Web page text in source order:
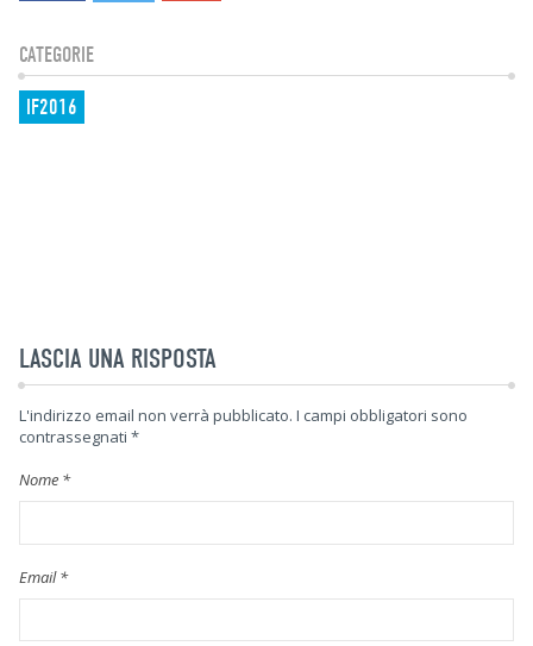
CATEGORIE
IF2016
LASCIA UNA RISPOSTA
L'indirizzo email non verrà pubblicato. I campi obbligatori sono
contrassegnati *
Nome *
Email*